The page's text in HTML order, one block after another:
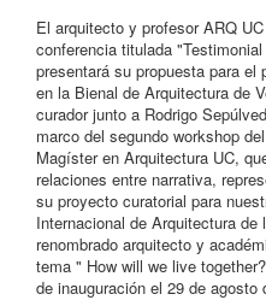
El arquitecto y profesor ARQ
conferencia titulada
presentará su propuesta para el
en la Bienal de Arquitectura de
curador junto a Rodrigo
marco del segundo workshop
Magíster en Arquitectura UC,
relaciones entre narrativa,
su proyecto curatorial para
Internacional de Arquitectura
renombrado arquitecto y
tema " How will we live
de inauguración el 29 de agosto